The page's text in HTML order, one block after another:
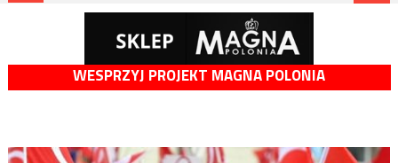
WESPRZYJ PROJEKT MAGNA POLONIA